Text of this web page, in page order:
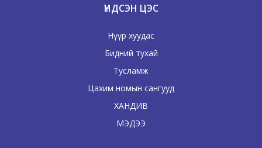
ҮНДСЭН ЦЭС
Нүүр хуудас
Бидний тухай
Тусламж
Цахим номын сангууд
ХАНДИВ
МЭДЭЭ